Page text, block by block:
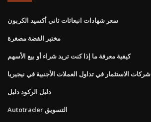
سعر شهادات انبعاثات ثاني أكسيد الكربون
مختبر الفضة مصغرة
كيفية معرفة ما إذا كنت تريد شراء أو بيع الأسهم
شركات الاستثمار في تداول العملات الأجنبية في نيجيريا
دليل الركود دليل
Autotrader التسويق